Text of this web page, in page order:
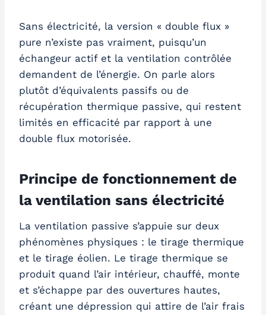
Sans électricité, la version « double flux »
pure n’existe pas vraiment, puisqu’un
échangeur actif et la ventilation contrôlée
demandent de l’énergie. On parle alors
plutôt d’équivalents passifs ou de
récupération thermique passive, qui restent
limités en efficacité par rapport à une
double flux motorisée.
Principe de fonctionnement de
la ventilation sans électricité
La ventilation passive s’appuie sur deux
phénomènes physiques : le tirage thermique
et le tirage éolien. Le tirage thermique se
produit quand l’air intérieur, chauffé, monte
et s’échappe par des ouvertures hautes,
créant une dépression qui attire de l’air frais